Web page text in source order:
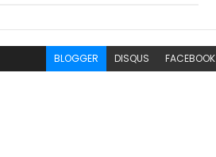
BLOGGER DISQUS FACEBOOK